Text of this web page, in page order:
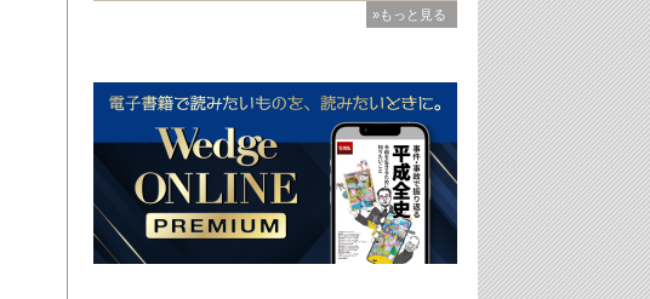
»もっと見る